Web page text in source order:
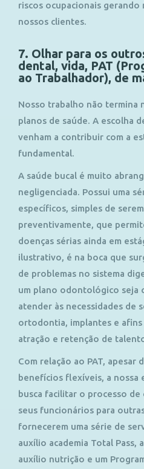
riscos ocupacionais
nossos clientes.
7. Olhar para os
dental, vida, PAT
ao Trabalhador), de
Nosso trabalho não termina
planos de saúde. A escolha
venham a contribuir com a
fundamental.
A saúde bucal é muito
negligenciada. Possui uma
específicos, simples de
preventivamente, que
doenças sérias ainda em
ilustrativo, é na boca que
de problemas no sistema
um plano odontológico seja
atender às necessidades de
ortodontia, implantes e
atração e retenção de
Com relação ao PAT, apesar
benefícios flexíveis, a nossa
busca facilitar o processo
seus funcionários para
fornecerem uma série de
auxílio academia Total Pass,
auxílio nutrição e um